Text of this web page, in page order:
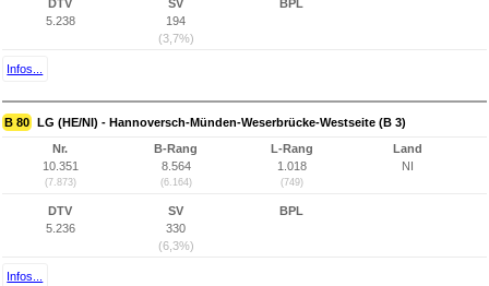
DTV
5.238
SV
194
(3,7%)
BPL
Infos...
B 80 LG (HE/NI) - Hannoversch-Münden-Weserbrücke-Westseite (B 3)
Nr.
10.351
(7.873)
B-Rang
8.564
(6.164)
L-Rang
1.018
(749)
Land
NI
DTV
5.236
SV
330
(6,3%)
BPL
Infos...